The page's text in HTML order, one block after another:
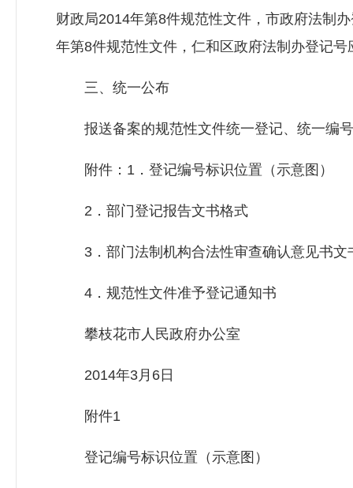
财政局2014年第8件规范性文件，市政府法制
年第8件规范性文件，仁和区政府法制办登记号
三、统一公布
报送备案的规范性文件统一登记、统一编号
附件：1．登记编号标识位置（示意图）
2．部门登记报告文书格式
3．部门法制机构合法性审查确认意见书文
4．规范性文件准予登记通知书
攀枝花市人民政府办公室
2014年3月6日
附件1
登记编号标识位置（示意图）